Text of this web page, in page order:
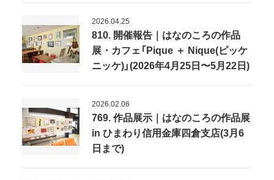
2026.04.25
810. 開催報告｜はなのころの作品
展・カフェ「Pique ＋ Nique(ピッケ
ニッケ)」(2026年4月25日〜5月22日)
2026.02.06
769. 作品展示｜はなのころの作品展
in ひまわり信用金庫四倉支店(3月6
日まで)